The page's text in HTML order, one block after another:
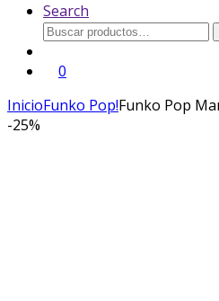
Search
Buscar
0
InicioFunko Pop!Funko Pop
-25%